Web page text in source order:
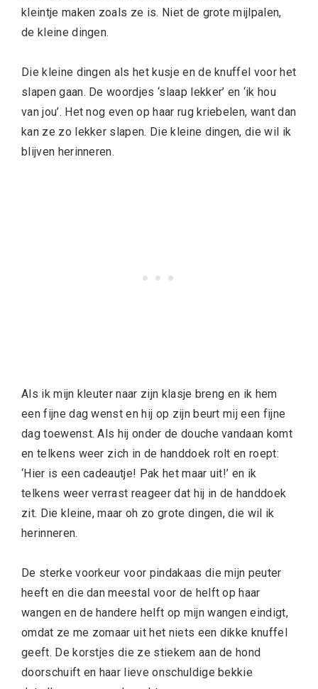
kleintje maken zoals ze is. Niet de grote mijlpalen,
de kleine dingen.
Die kleine dingen als het kusje en de knuffel voor het
slapen gaan. De woordjes ‘slaap lekker’ en ‘ik hou
van jou’. Het nog even op haar rug kriebelen, want dan
kan ze zo lekker slapen. Die kleine dingen, die wil ik
blijven herinneren.
Als ik mijn kleuter naar zijn klasje breng en ik hem
een fijne dag wenst en hij op zijn beurt mij een fijne
dag toewenst. Als hij onder de douche vandaan komt
en telkens weer zich in de handdoek rolt en roept:
‘Hier is een cadeautje! Pak het maar uit!’ en ik
telkens weer verrast reageer dat hij in de handdoek
zit. Die kleine, maar oh zo grote dingen, die wil ik
herinneren.
De sterke voorkeur voor pindakaas die mijn peuter
heeft en die dan meestal voor de helft op haar
wangen en de handere helft op mijn wangen eindigt,
omdat ze me zomaar uit het niets een dikke knuffel
geeft. De korstjes die ze stiekem aan de hond
doorschuift en haar lieve onschuldige bekkie